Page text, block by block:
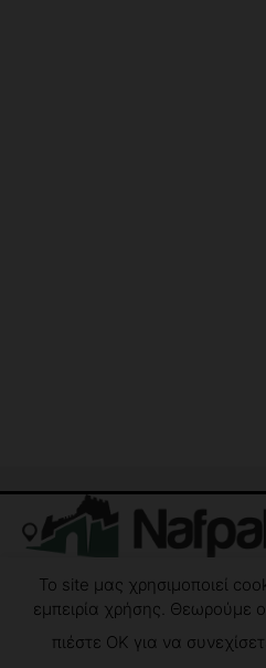
Επικοινωνία Δήλωση
Το site μας χρησιμοποιεί
εμπειρία χρήσης. Θεωρούμε
πιέστε ΟΚ για να